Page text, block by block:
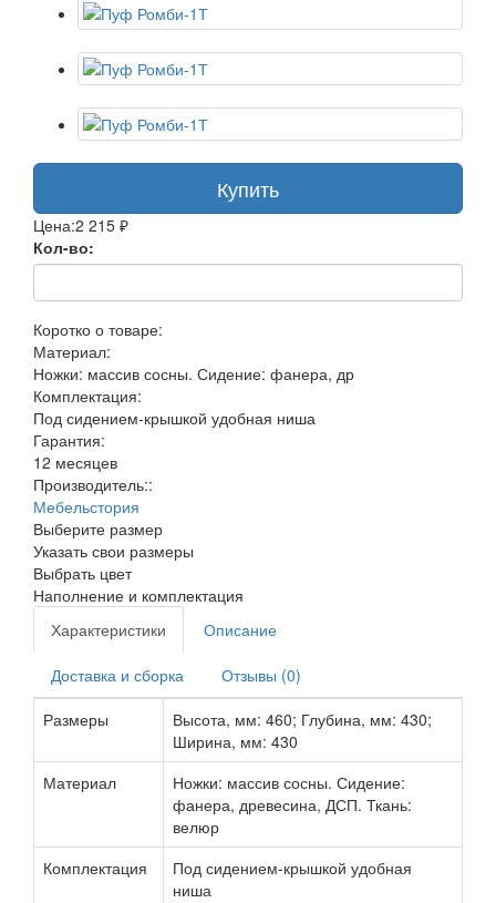
Купить
Цена:2 215 ₽
Кол-во:
Коротко о товаре:
Материал:
Ножки: массив сосны. Сидение: фанера, др
Комплектация:
Под сидением-крышкой удобная ниша
Гарантия:
12 месяцев
Производитель::
Мебельстория
Выберите размер
Указать свои размеры
Выбрать цвет
Наполнение и комплектация
Характеристики
Описание
Доставка и сборка
Отзывы (0)
Размеры
Высота, мм: 460; Глубина, мм: 430;
Ширина, мм: 430
Материал
Ножки: массив сосны. Сидение:
фанера, древесина, ДСП. Ткань:
велюр
Комплектация
Под сидением-крышкой удобная
ниша